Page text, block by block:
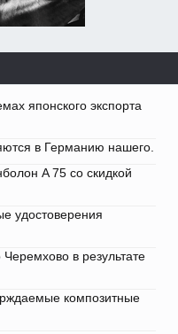
японского экспорта
в Германию нашего.
A 75 со скидкой
удостоверения
в результате
композитные